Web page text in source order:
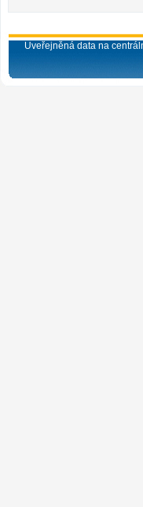
Uveřejněná data na